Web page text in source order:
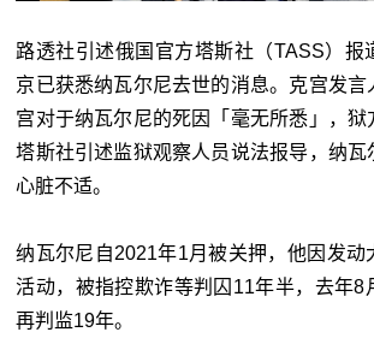
路透社引述俄国官方塔斯社（TASS）报
京已获悉纳瓦尔尼去世的消息。克宫发言
宫对于纳瓦尔尼的死因「毫无所悉」，狱
塔斯社引述监狱观察人员说法报导，纳瓦
心脏不适。
纳瓦尔尼自2021年1月被关押，他因发动
活动，被指控欺诈等判囚11年半，去年8
再判监19年。